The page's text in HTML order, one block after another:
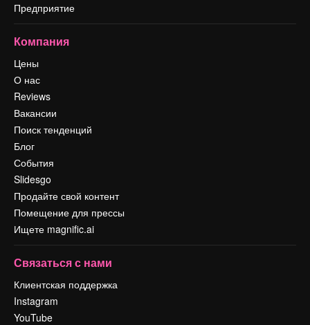
Предприятие
Компания
Цены
О нас
Reviews
Вакансии
Поиск тенденций
Блог
События
Slidesgo
Продайте свой контент
Помещение для прессы
Ищете magnific.ai
Связаться с нами
Клиентская поддержка
Instagram
YouTube